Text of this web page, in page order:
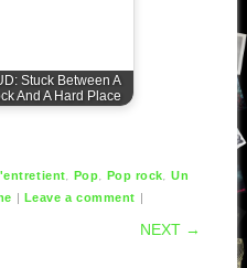
Stuck Between A
And A Hard Place
, Pop, Pop rock,Un
| Leave a comment |
NEXT →